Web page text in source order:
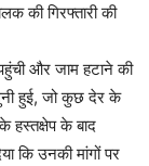
की गिरफ्तारी की
और जाम हटाने की
हुई, जो कुछ देर के
हस्तक्षेप के बाद
कि उनकी मांगों पर